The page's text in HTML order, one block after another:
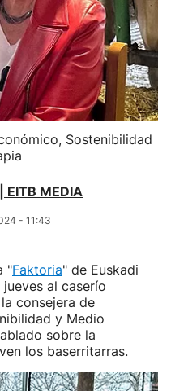
Sostenibilidad
EITB MEDIA
- 11:43
"Faktoria" de Euskadi
al caserío
consejera de
y Medio
sobre la
los baserritarras.